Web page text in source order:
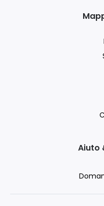
Aiuto